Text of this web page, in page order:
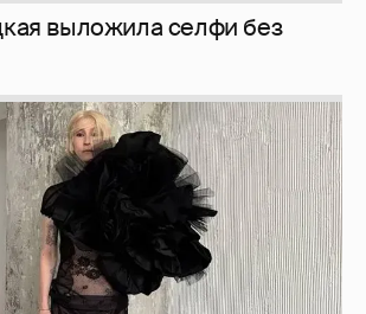
Сулим примерила новый